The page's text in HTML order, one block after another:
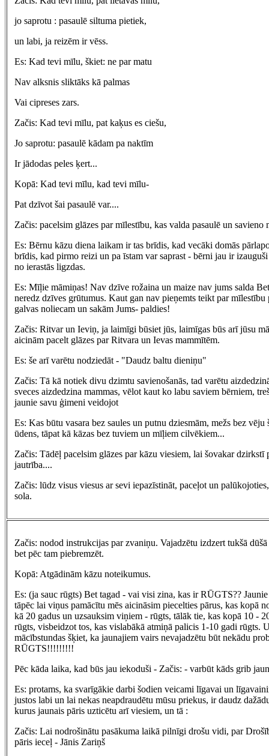
jo saprotu : pasaulē siltuma pietiek,
un labi, ja reizēm ir vēss.
Es: Kad tevi mīlu, škiet: ne par matu
Nav alksnis sliktāks kā palmas
Vai cipreses zars.
Začis: Kad tevi mīlu, pat kaķus es ciešu,
Jo saprotu: pasaulē kādam pa naktīm
Ir jādodas peles ķert...
Kopā: Kad tevi mīlu, kad tevi mīlu-
Pat dzīvot šai pasaulē var....
Začis: pacelsim glāzes par mīlestību, kas valda pasaulē un savieno
Es: Bērnu kāzu diena laikam ir tas brīdis, kad vecāki domās
brīdis, kad pirmo reizi un pa īstam var saprast - bērni jau ir
no ierastās ligzdas.
Es: Mīļie māmiņas! Nav dzīve rožaina un maize nav jums salda
neredz dzīves grūtumus. Kaut gan nav pieņemts teikt par mīlestību
galvas noliecam un sakām Jums- paldies!
Začis: Ritvar un Ieviņ, ja laimīgi būsiet jūs, laimīgas būs arī jūsu
aicinām pacelt glāzes par Ritvara un Ievas mammītēm.
Es: še arī varētu nodziedāt - "Daudz baltu dieniņu"
Začis: Tā kā notiek divu dzimtu savienošanās, tad varētu
sveces aizdedzina mammas, vēlot kaut ko labu saviem bērniem,
jaunie savu ģimeni veidojot
Es: Kas būtu vasara bez saules un putnu dziesmām, mežs bez vēju
ūdens, tāpat kā kāzas bez tuviem un mīļiem cilvēkiem...
Začis: Tādēļ pacelsim glāzes par kāzu viesiem, lai šovakar dzirkstī
jautrība....
Začis: lūdz visus viesus ar sevi iepazīstināt, paceļot un
sola.
Začis: nodod instrukcijas par zvaniņu. Vajadzētu izdzert tukšā
bet pēc tam piebremzēt.
Kopā: Atgādinām kāzu noteikumus.
Es: (ja sauc rūgts) Bet tagad - vai visi zina, kas ir RŪGTS??
tāpēc lai viņus pamācītu mēs aicināsim piecelties pārus, kas kopā
kā 20 gadus un uzsauksim viņiem - rūgts, tālāk tie, kas kopā 10 -
rūgts, visbeidzot tos, kas vislabākā atmiņā palicis 1-10 gadi rūgts.
mācībstundas šķiet, ka jaunajiem vairs nevajadzētu būt nekādu
RŪGTS!!!!!!!!!
Pēc kāda laika, kad būs jau iekoduši - Začis: - varbūt kāds grib
Es: protams, ka svarīgākie darbi šodien veicami līgavai un
justos labi un lai nekas neapdraudētu mūsu priekus, ir daudz
kurus jaunais pāris uzticētu arī viesiem, un tā :
Začis: Lai nodrošinātu pasākuma laikā pilnīgi drošu vidi, par
pāris ieceļ - Jānis Zariņš